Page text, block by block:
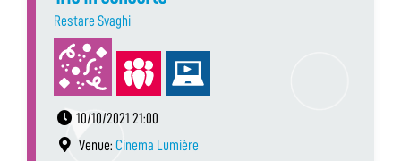
Restare Svaghi
10/10/2021 21:00
Venue: Cinema Lumière